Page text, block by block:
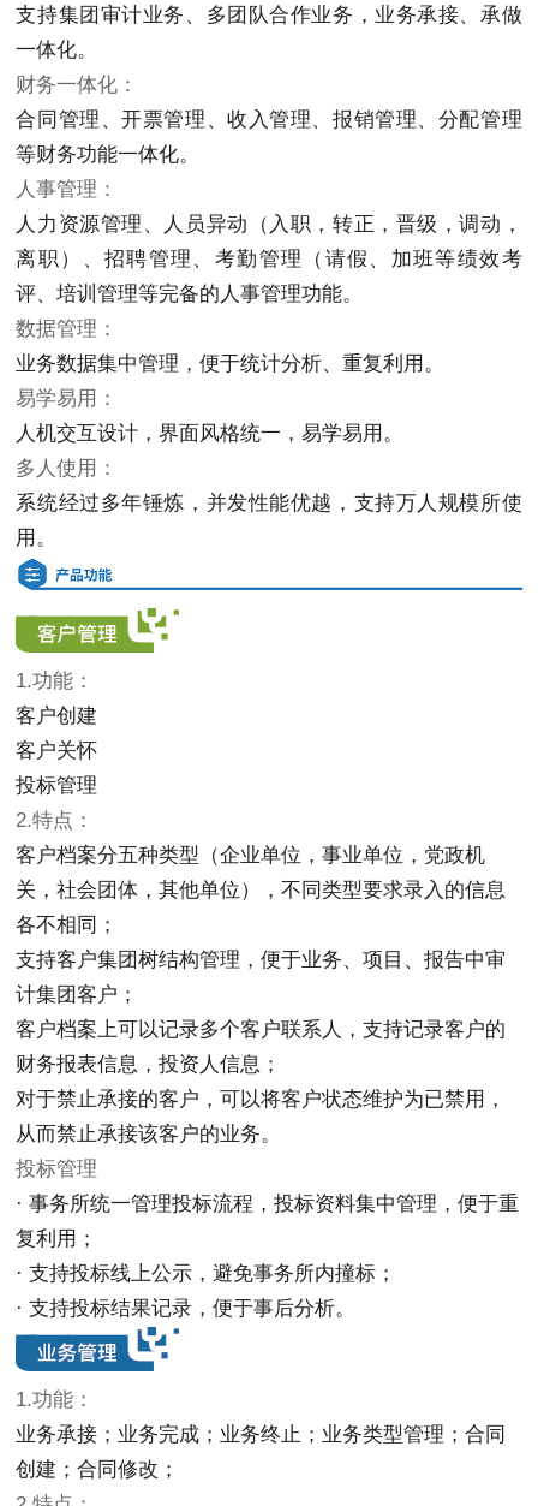
支持集团审计业务、多团队合作业务，业务承接、承做
一体化。
财务一体化：
合同管理、开票管理、收入管理、报销管理、分配管理
等财务功能一体化。
人事管理：
人力资源管理、人员异动（入职，转正，晋级，调动，
离职）、招聘管理、考勤管理（请假、加班等绩效考
评、培训管理等完备的人事管理功能。
数据管理：
业务数据集中管理，便于统计分析、重复利用。
易学易用：
人机交互设计，界面风格统一，易学易用。
多人使用：
系统经过多年锤炼，并发性能优越，支持万人规模所使
用。
1.功能：
客户创建
客户关怀
投标管理
2.特点：
客户档案分五种类型（企业单位，事业单位，党政机
关，社会团体，其他单位），不同类型要求录入的信息
各不相同；
支持客户集团树结构管理，便于业务、项目、报告中审
计集团客户；
客户档案上可以记录多个客户联系人，支持记录客户的
财务报表信息，投资人信息；
对于禁止承接的客户，可以将客户状态维护为已禁用，
从而禁止承接该客户的业务。
投标管理
· 事务所统一管理投标流程，投标资料集中管理，便于重
复利用；
· 支持投标线上公示，避免事务所内撞标；
· 支持投标结果记录，便于事后分析。
1.功能：
业务承接；业务完成；业务终止；业务类型管理；合同
创建；合同修改；